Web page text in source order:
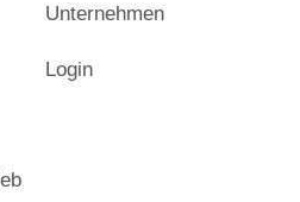
Unternehmen
Login